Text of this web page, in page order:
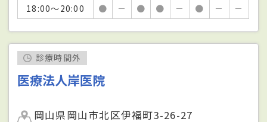
18:00～20:00
● － ● ● － ● － －
診療時間外
医療法人岸医院
岡山県岡山市北区伊福町3-26-27